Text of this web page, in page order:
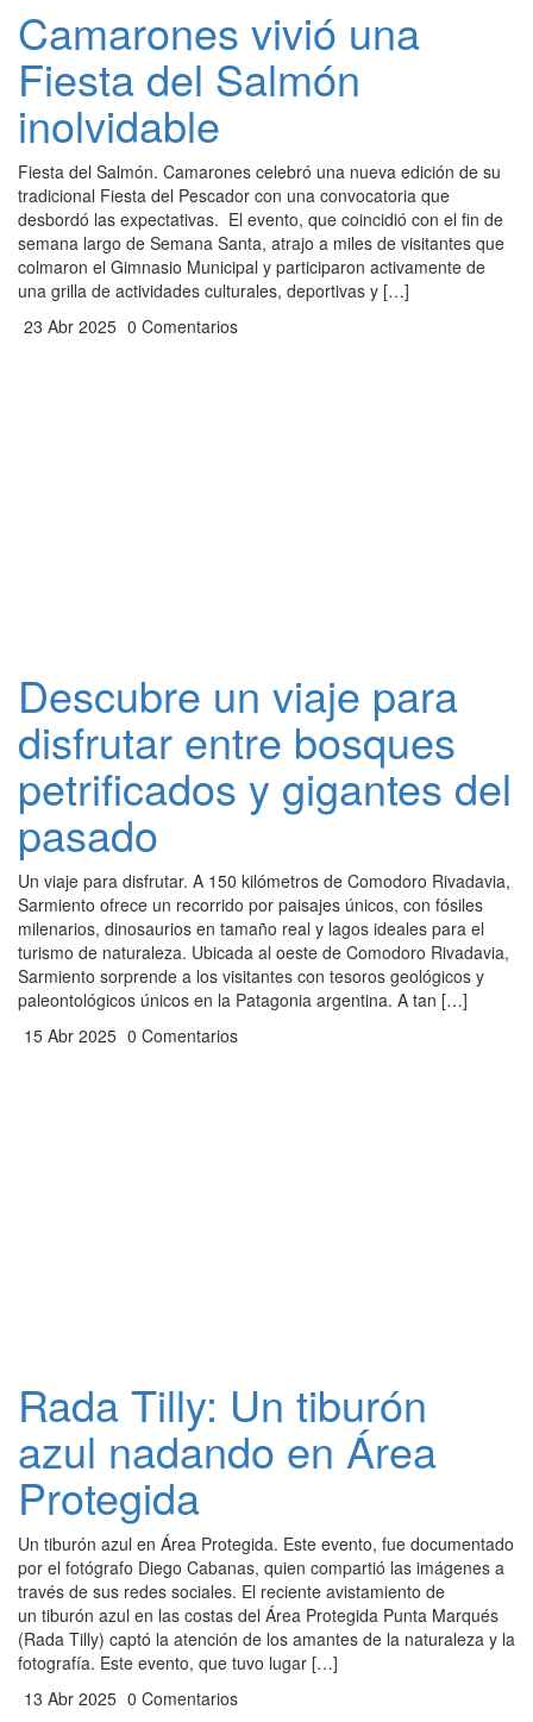
Camarones vivió una
Fiesta del Salmón
inolvidable
Fiesta del Salmón. Camarones celebró una nueva edición de su
tradicional Fiesta del Pescador con una convocatoria que
desbordó las expectativas. El evento, que coincidió con el fin de
semana largo de Semana Santa, atrajo a miles de visitantes que
colmaron el Gimnasio Municipal y participaron activamente de
una grilla de actividades culturales, deportivas y […]
23 Abr 2025 0 Comentarios
Descubre un viaje para
disfrutar entre bosques
petrificados y gigantes del
pasado
Un viaje para disfrutar. A 150 kilómetros de Comodoro Rivadavia,
Sarmiento ofrece un recorrido por paisajes únicos, con fósiles
milenarios, dinosaurios en tamaño real y lagos ideales para el
turismo de naturaleza. Ubicada al oeste de Comodoro Rivadavia,
Sarmiento sorprende a los visitantes con tesoros geológicos y
paleontológicos únicos en la Patagonia argentina. A tan […]
15 Abr 2025 0 Comentarios
Rada Tilly: Un tiburón
azul nadando en Área
Protegida
Un tiburón azul en Área Protegida. Este evento, fue documentado
por el fotógrafo Diego Cabanas, quien compartió las imágenes a
través de sus redes sociales. El reciente avistamiento de
un tiburón azul en las costas del Área Protegida Punta Marqués
(Rada Tilly) captó la atención de los amantes de la naturaleza y la
fotografía. Este evento, que tuvo lugar […]
13 Abr 2025 0 Comentarios